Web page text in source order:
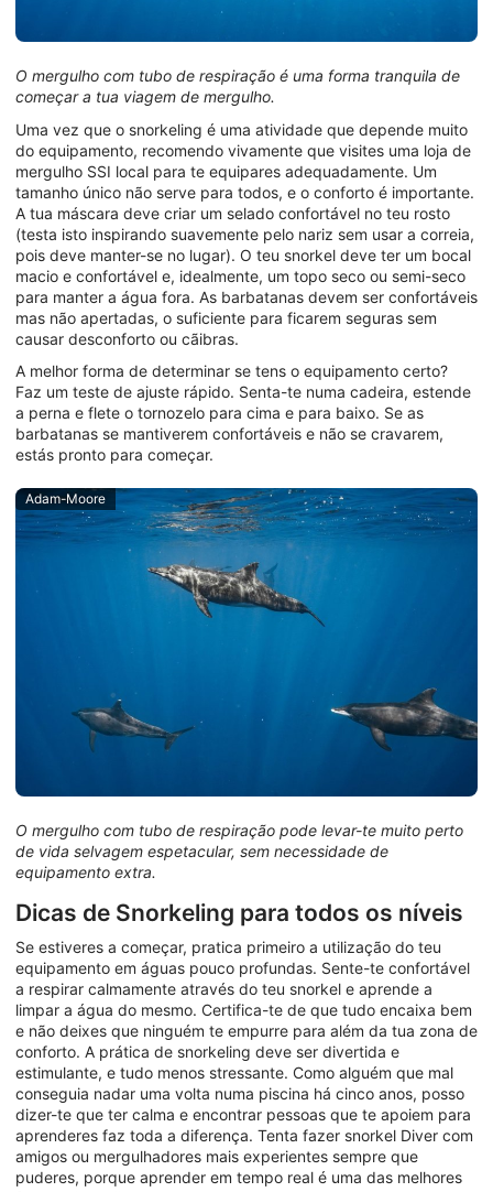
O mergulho com tubo de respiração é uma forma tranquila de
começar a tua viagem de mergulho.
Uma vez que o snorkeling é uma atividade que depende muito
do equipamento, recomendo vivamente que visites uma loja de
mergulho SSI local para te equipares adequadamente. Um
tamanho único não serve para todos, e o conforto é importante.
A tua máscara deve criar um selado confortável no teu rosto
(testa isto inspirando suavemente pelo nariz sem usar a correia,
pois deve manter-se no lugar). O teu snorkel deve ter um bocal
macio e confortável e, idealmente, um topo seco ou semi-seco
para manter a água fora. As barbatanas devem ser confortáveis
mas não apertadas, o suficiente para ficarem seguras sem
causar desconforto ou cãibras.
A melhor forma de determinar se tens o equipamento certo?
Faz um teste de ajuste rápido. Senta-te numa cadeira, estende
a perna e flete o tornozelo para cima e para baixo. Se as
barbatanas se mantiverem confortáveis e não se cravarem,
estás pronto para começar.
Adam-Moore
O mergulho com tubo de respiração pode levar-te muito perto
de vida selvagem espetacular, sem necessidade de
equipamento extra.
Dicas de Snorkeling para todos os níveis
Se estiveres a começar, pratica primeiro a utilização do teu
equipamento em águas pouco profundas. Sente-te confortável
a respirar calmamente através do teu snorkel e aprende a
limpar a água do mesmo. Certifica-te de que tudo encaixa bem
e não deixes que ninguém te empurre para além da tua zona de
conforto. A prática de snorkeling deve ser divertida e
estimulante, e tudo menos stressante. Como alguém que mal
conseguia nadar uma volta numa piscina há cinco anos, posso
dizer-te que ter calma e encontrar pessoas que te apoiem para
aprenderes faz toda a diferença. Tenta fazer snorkel Diver com
amigos ou mergulhadores mais experientes sempre que
puderes, porque aprender em tempo real é uma das melhores